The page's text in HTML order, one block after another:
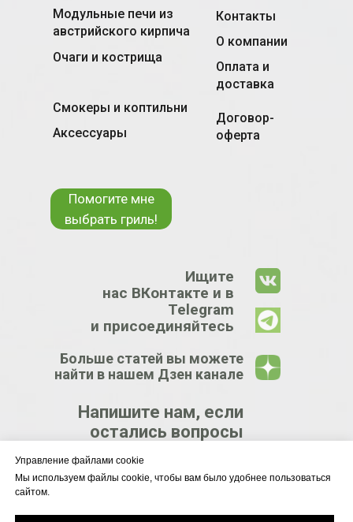
Управление файлами cookie
Мы используем файлы cookie, чтобы вам было удобнее пользоваться
сайтом.
Напишите нам, если
остались вопросы
Модульные печи из
австрийского кирпича
Смокеры и коптильни
Очаги и кострища
Контакты
О компании
Оплата и
доставка
Аксессуары
Ищите
нас ВКонтакте и в
Telegram
и присоединяйтесь
КРУПНЕЙШИЙ
Помогите мне
выбрать гриль!
Договор-
оферта
Больше статей вы можете
найти в нашем Дзен канале